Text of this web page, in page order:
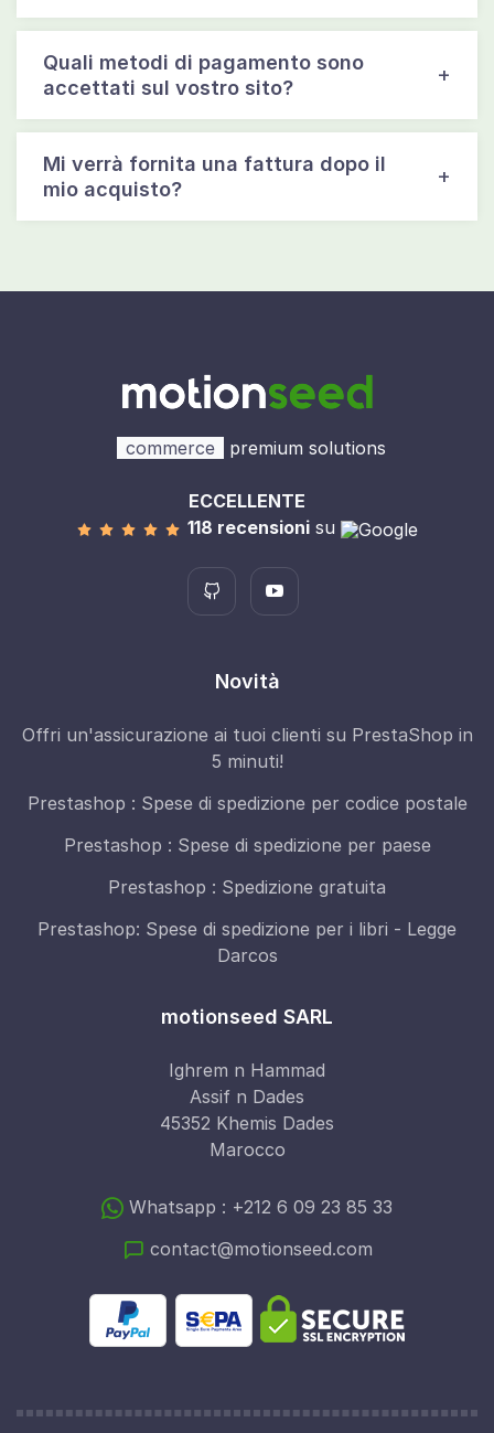
Quali metodi di pagamento sono
accettati sul vostro sito?
Mi verrà fornita una fattura dopo il
mio acquisto?
commerce premium solutions
ECCELLENTE
118 recensionisu
Novità
Offri un'assicurazione ai tuoi clienti su PrestaShop in
5 minuti!
Prestashop : Spese di spedizione per codice postale
Prestashop : Spese di spedizione per paese
Prestashop : Spedizione gratuita
Prestashop: Spese di spedizione per i libri - Legge
Darcos
motionseed SARL
Ighrem n Hammad
Assif n Dades
45352 Khemis Dades
Marocco
Whatsapp : +212 6 09 23 85 33
contact@motionseed.com